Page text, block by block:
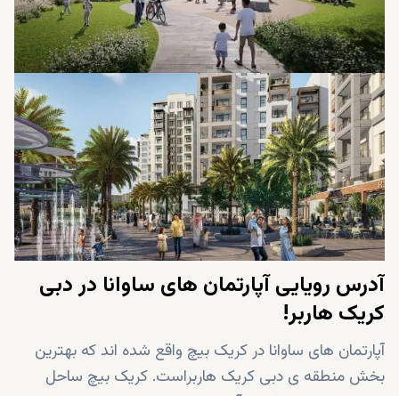
آدرس رویایی آپارتمان های ساوانا در دبی
کریک هاربر!
آپارتمان های ساوانا در کریک بیچ واقع شده اند که بهترین
بخش منطقه ی دبی کریک هاربراست. کریک بیچ ساحل